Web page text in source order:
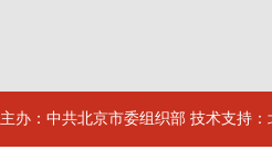
主办：中共北京市委组织部 技术支持